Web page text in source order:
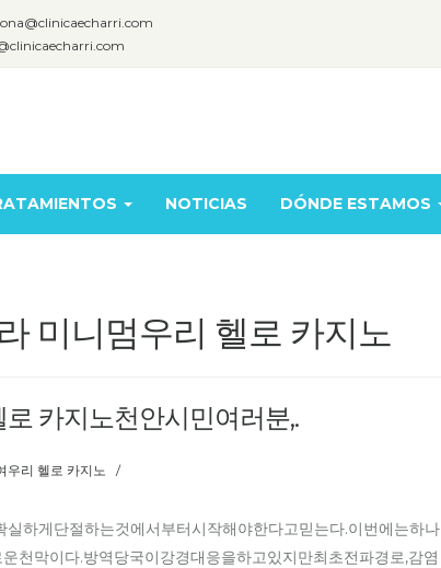
NOTICIAS DÓNDE ESTAMOS
미니멈우리 헬로 카지노
카지노천안시민여러분,.
리 헬로 카지노 /
하게단절하는것에서부터시작해야한다고믿는다.이번에는하나
천막이다.방역당국이강경대응을하고있지만최초전파경로,감염